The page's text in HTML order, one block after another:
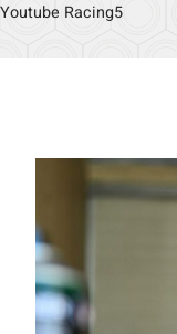
Youtube Racing5